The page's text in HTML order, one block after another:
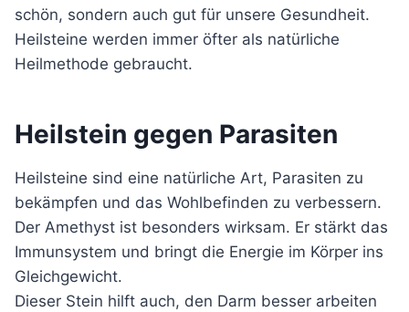
schön, sondern auch gut für unsere Gesundheit.
Heilsteine werden immer öfter als natürliche
Heilmethode gebraucht.
Heilstein gegen Parasiten
Heilsteine sind eine natürliche Art, Parasiten zu
bekämpfen und das Wohlbefinden zu verbessern.
Der Amethyst ist besonders wirksam. Er stärkt das
Immunsystem und bringt die Energie im Körper ins
Gleichgewicht.
Dieser Stein hilft auch, den Darm besser arbeiten